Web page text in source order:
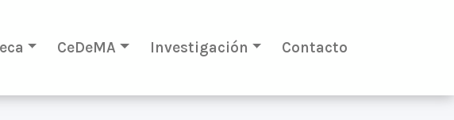
CeDeMA Investigación Contacto